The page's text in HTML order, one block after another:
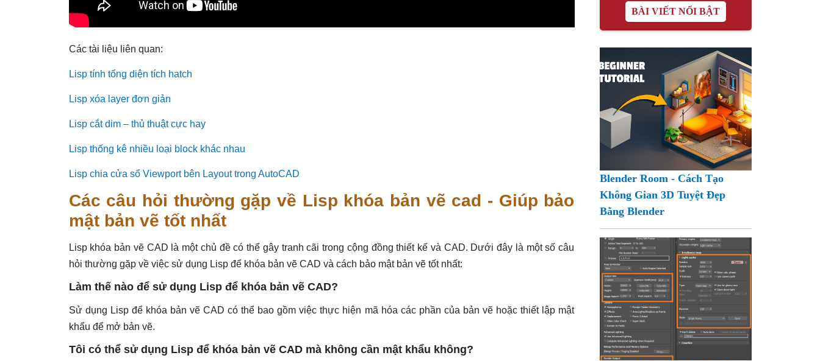
Các tài liệu liên quan:
Lisp tính tổng diện tích hatch
Lisp xóa layer đơn giản
Lisp cắt dim – thủ thuật cực hay
Lisp thống kê nhiều loại block khác nhau
Lisp chia cửa sổ Viewport bên Layout trong AutoCAD
Các câu hỏi thường gặp về Lisp khóa bản vẽ cad - Giúp bảo
mật bản vẽ tốt nhất
Lisp khóa bản vẽ CAD là một chủ đề có thể gây tranh cãi trong cộng đồng thiết kế và CAD. Dưới đây là một số câu
hỏi thường gặp về việc sử dụng Lisp để khóa bản vẽ CAD và cách bảo mật bản vẽ tốt nhất:
Làm thế nào để sử dụng Lisp để khóa bản vẽ CAD?
Sử dụng Lisp để khóa bản vẽ CAD có thể bao gồm việc thực hiện mã hóa các phần của bản vẽ hoặc thiết lập mật
khẩu để mở bản vẽ.
Tôi có thể sử dụng Lisp để khóa bản vẽ CAD mà không cần mật khẩu không?
BÀI VIẾT NỔI BẬT
Blender Room - Cách Tạo
Không Gian 3D Tuyệt Đẹp
Bằng Blender